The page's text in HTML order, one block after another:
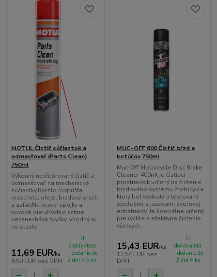
MOTUL Čistič súčiastok a
odmasťovač (Parts Clean)
750ml
Výkonný nechlórovaný čistič a
odmasťovač na mechanické
súčiastky.Rýchlo rozpúšťa
mastnotu, oleje, brzdový prach
a asfaltNa brzdy, spojky a
kovové dielyRýchlo schne,
nezanecháva zvyšky, vhodný aj
na plasty
11,69 EUR/ks
9,50 EUR bez DPH
U
dodávateľa
– dodanie do
2 dní > 5 ks
MUC-OFF 600 Čistič bŕzd a
kotúčov 750ml
Muc-Off Motorcycle Disc Brake
Cleaner 400ml je čistiaci
prostriedok určený na čistenie
brzdového systému motocykla,
ktorý bol vyvinutý a testovaný
spoločne s jazdcami svetovej
extratriedy. Je špeciálne určený
pre rýchle a efektívne čistenie
všetkých...
15,43 EUR/ks
12,54 EUR bez
DPH
U
dodávateľa
– dodanie do
2 dní 4 ks